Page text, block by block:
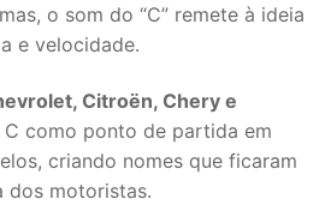
o som do “C” remete à ideia
e velocidade.
Citroën, Chery e
como ponto de partida em
criando nomes que ficaram
dos motoristas.